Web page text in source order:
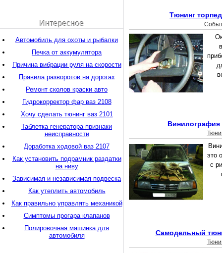
Тюнинг
Винилография
это
с
Самодельный
Интересное
Автомобиль для охоты и рыбалки
Печка от аккумулятора
Причина вибрации руля на скорости
Правила разворотов на дорогах
Ремонт сколов краски авто
Гидрокорректор фар ваз 2108
Хочу сделать тюнинг ваз 2101
Таблетка генератора признаки
неисправности
Доработка ходовой ваз 2107
Как установить подрамник раздатки
на ниву
Зависимая и независимая подвеска
Как утеплить автомобиль
Как правильно управлять механикой
Симптомы прогара клапанов
Полировочная машинка для
автомобиля